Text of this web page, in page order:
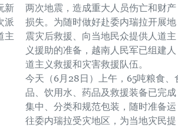
新
派
主
两次地震，造成重大人员伤亡和财产
损失。为随时做好赴委内瑞拉开展地
震灾后救援、向当地民众提供人道主
义援助的准备，越南人民军已组建人
道主义救援和灾害救援队伍。
今天（6月28日）上午，65吨粮食、
品、饮用水、药品及救援装备已完成
集中、分类和规范包装，随时准备运
往委内瑞拉受灾地区，为当地灾民提